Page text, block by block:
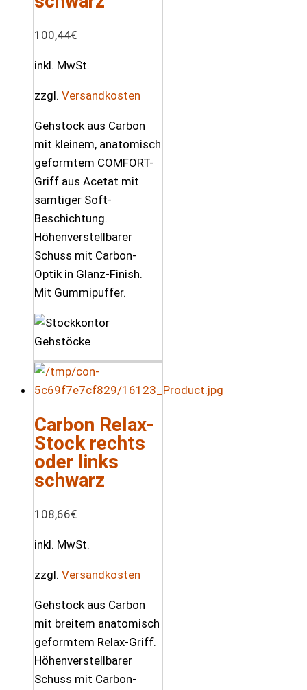
100,44€
inkl. MwSt.
zzgl. Versandkosten
Gehstock aus Carbon
mit kleinem, anatomisch
geformtem COMFORT-
Griff aus Acetat mit
samtiger Soft-
Beschichtung.
Höhenverstellbarer
Schuss mit Carbon-
Optik in Glanz-Finish.
Mit Gummipuffer.
Carbon Relax-
Stock rechts
oder links
schwarz
108,66€
inkl. MwSt.
zzgl. Versandkosten
Gehstock aus Carbon
mit breitem anatomisch
geformtem Relax-Griff.
Höhenverstellbarer
Schuss mit Carbon-